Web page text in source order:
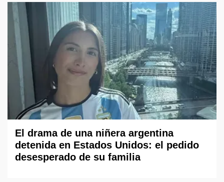
El drama de una niñera argentina
detenida en Estados Unidos: el pedido
desesperado de su familia